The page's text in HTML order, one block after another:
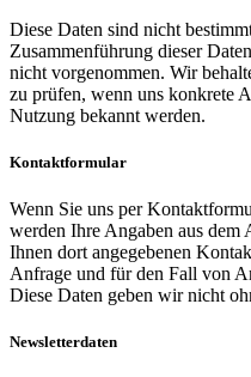
Diese Daten sind nicht
Zusammenführung dieser
nicht vorgenommen. Wir
zu prüfen, wenn uns konkrete
Nutzung bekannt werden.
Kontaktformular
Wenn Sie uns per
werden Ihre Angaben aus
Ihnen dort angegebenen
Anfrage und für den Fall von
Diese Daten geben wir nicht
Newsletterdaten